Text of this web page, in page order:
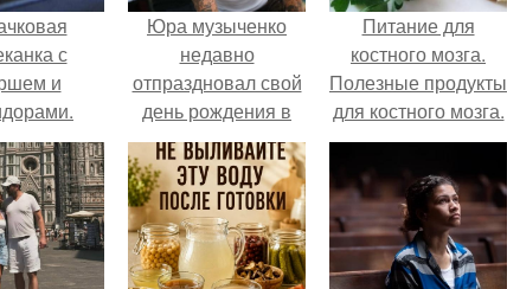
с
и
Юра музыченко
недавно
отпраздновал свой
день рождения в
кругу самых
близких и родных
людей.
Питание для
костного мозга.
Полезные продукты
для костного мозга.